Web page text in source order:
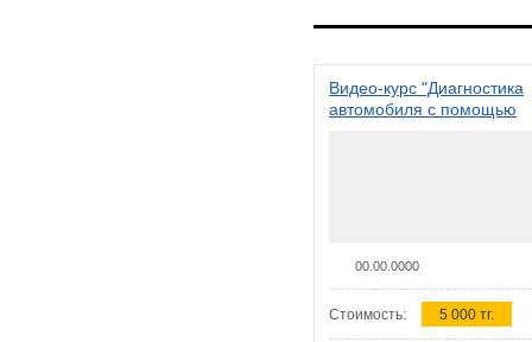
Видео-курс "Диагностика
автомобиля с помощью
00.00.0000
Стоимость: 5 000 тг.